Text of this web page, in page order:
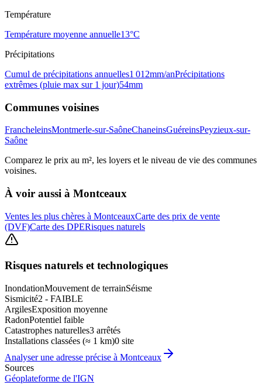
Température
Température moyenne annuelle13°C
Précipitations
Cumul de précipitations annuelles1 012mm/anPrécipitations
extrêmes (pluie max sur 1 jour)54mm
Communes voisines
FrancheleinsMontmerle-sur-SaôneChaneinsGuéreinsPeyzieux-sur-
Saône
Comparez le prix au m², les loyers et le niveau de vie des communes
voisines.
À voir aussi à Montceaux
Ventes les plus chères à MontceauxCarte des prix de vente
(DVF)Carte des DPERisques naturels
Risques naturels et technologiques
InondationMouvement de terrainSéisme
Sismicité2 - FAIBLE
ArgilesExposition moyenne
RadonPotentiel faible
Catastrophes naturelles3 arrêtés
Installations classées (≈ 1 km)0 site
Analyser une adresse précise à Montceaux
Sources
Géoplateforme de l'IGN